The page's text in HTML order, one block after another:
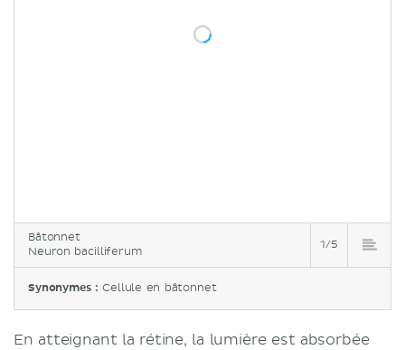
Bâtonnet
Neuron bacilliferum
1/5
Synonymes :Cellule en bâtonnet
En atteignant la rétine, la lumière est absorbée